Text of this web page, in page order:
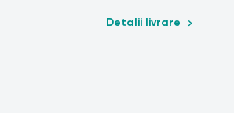
Detalii livrare